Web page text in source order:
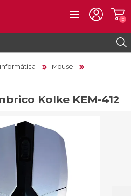
(0)
Informática Mouse
Kolke KEM-412